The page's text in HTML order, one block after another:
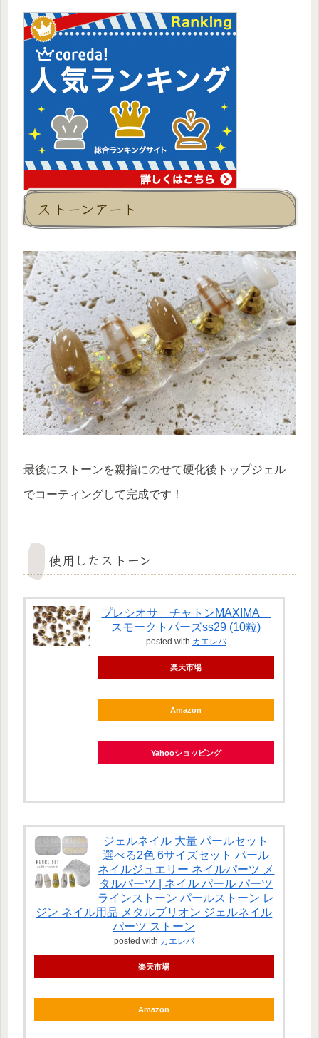
ストーンアート
最後にストーンを親指にのせて硬化後トップジェル
でコーティングして完成です！
使用したストーン
プレシオサ チャトンMAXIMA
スモークトパーズss29 (10粒)
posted with カエレバ
楽天市場
Amazon
Yahooショッピング
ジェルネイル 大量 パールセット
選べる2色 6サイズセット パール
ネイルジュエリー ネイルパーツ メ
タルパーツ | ネイル パール パーツ
ラインストーン パールストーン レ
ジン ネイル用品 メタルブリオン ジェルネイル
パーツ ストーン
posted with カエレバ
楽天市場
Amazon